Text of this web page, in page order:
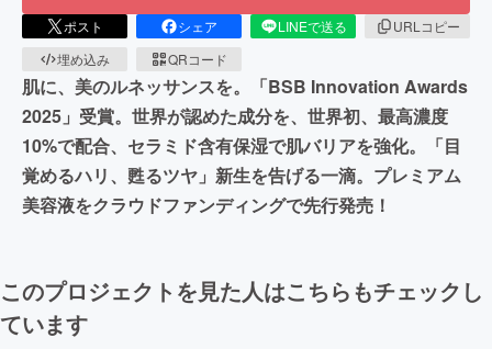
ポスト シェア LINEで送る
URLコピー
埋め込み
QRコード
肌に、美のルネッサンスを。「BSB Innovation Awards
2025」受賞。世界が認めた成分を、世界初、最高濃度
10%で配合、セラミド含有保湿で肌バリアを強化。「目
覚めるハリ、甦るツヤ」新生を告げる一滴。プレミアム
美容液をクラウドファンディングで先行発売！
このプロジェクトを見た人はこちらもチェックし
ています